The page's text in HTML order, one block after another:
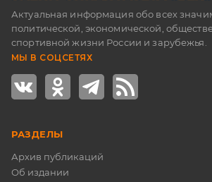
Актуальная информация обо всех
политической, экономической,
спортивной жизни России и зарубежья.
МЫ В СОЦСЕТЯХ
РАЗДЕЛЫ
Архив публикаций
Об издании